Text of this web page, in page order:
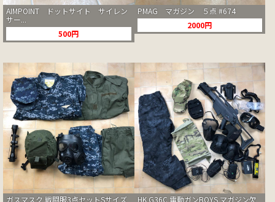
AIMPOINT ドットサイト サイレン
サー...
500円
PMAG マガジン ５点 #674
2000円
ガスマスク 戦闘服3点セットSサイズ HK G36C 電動ガンBOYS マガジン欠